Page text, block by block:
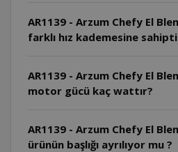
AR1139 - Arzum Chefy El
farklı hız kademesine
AR1139 - Arzum Chefy El
motor gücü kaç wattır?
AR1139 - Arzum Chefy El
ürünün başlığı ayrılıyor mu ?